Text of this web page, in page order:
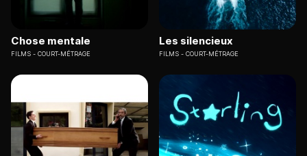
Chose mentale
FILMS COURT-MÉTRAGE
Les silencieux
FILMS COURT-MÉTRAGE